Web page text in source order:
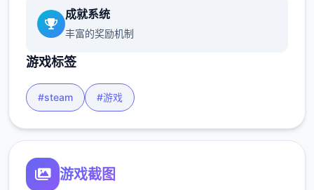
成就系统
丰富的奖励机制
游戏标签
#steam #游戏
游戏截图